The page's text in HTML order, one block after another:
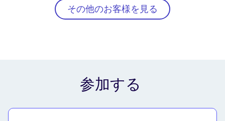
その他のお客様を見る
参加する